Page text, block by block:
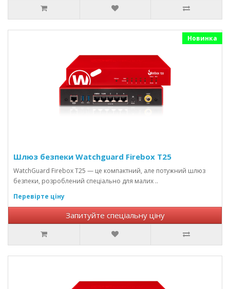
Новинка
Шлюз безпеки Watchguard Firebox T25
WatchGuard Firebox T25 — це компактний, але потужний шлюз
безпеки, розроблений спеціально для малих ..
Перевірте ціну
Запитуйте спеціальну ціну